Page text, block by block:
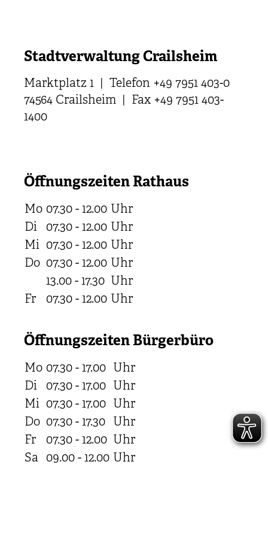
Stadtverwaltung Crailsheim
Marktplatz 1 | Telefon +49 7951 403-0
74564 Crailsheim | Fax +49 7951 403-
1400
Öffnungszeiten Rathaus
Mo 07.30 - 12.00 Uhr
Di
07.30 - 12.00 Uhr
Mi 07.30 - 12.00 Uhr
Do 07.30 - 12.00 Uhr
13.00 - 17.30 Uhr
Fr
07.30 - 12.00 Uhr
Öffnungszeiten Bürgerbüro
Mo 07.30 - 17.00 Uhr
Di
07.30 - 17.00 Uhr
Mi 07.30 - 17.00 Uhr
Do 07.30 - 17.30 Uhr
Fr
07.30 - 12.00 Uhr
Sa 09.00 - 12.00 Uhr